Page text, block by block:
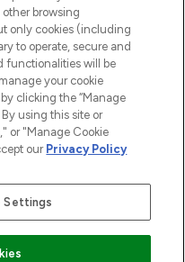
other browsing
only cookies (including
to operate, secure and
functionalities will be
your cookie
clicking the “Manage
using this site or
or "Manage Cookie
our Privacy Policy
Settings